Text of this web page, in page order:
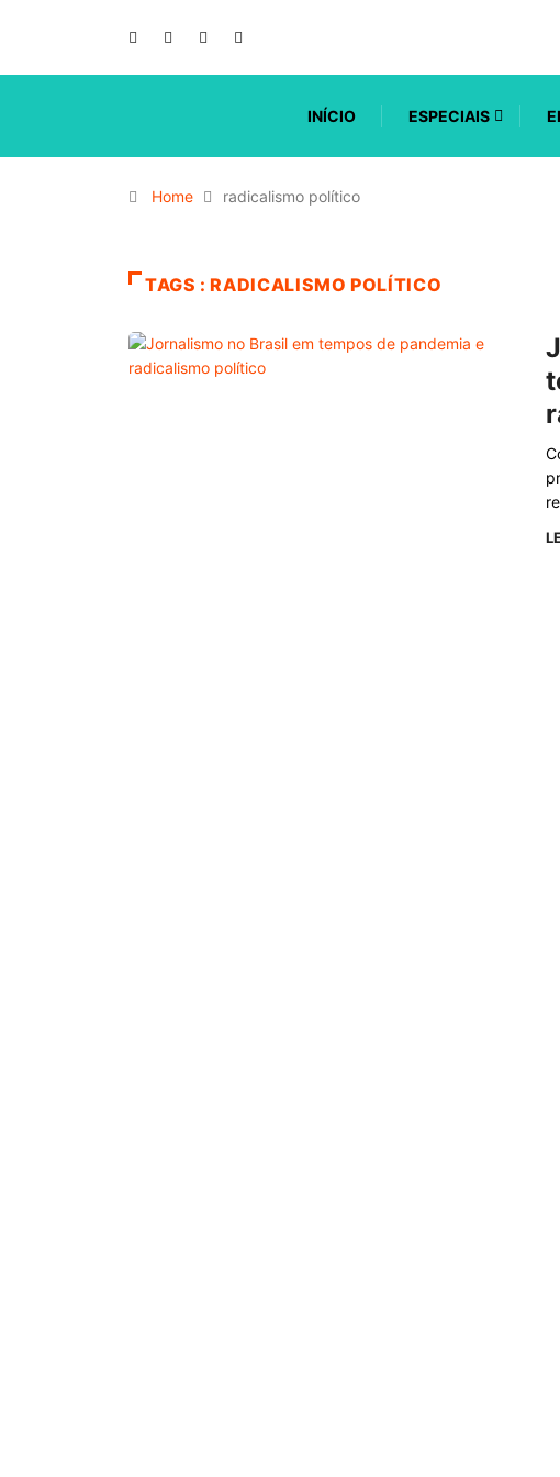
INÍCIO ESPECIAIS
Home radicalismo político
TAGS : RADICALISMO POLÍTICO